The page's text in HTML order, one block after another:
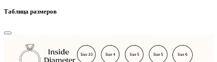
Таблица размеров